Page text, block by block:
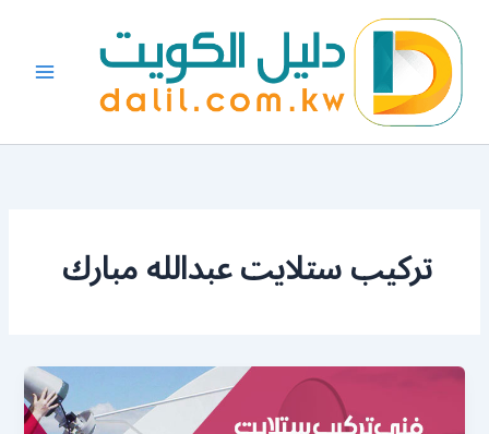
المحتوى
تركيب ستلايت عبدالله مبارك